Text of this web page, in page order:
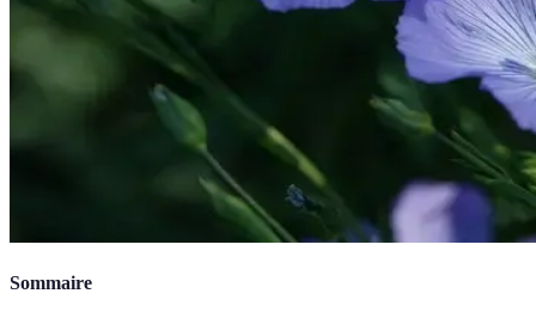
Sommaire